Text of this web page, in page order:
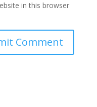
in this browser